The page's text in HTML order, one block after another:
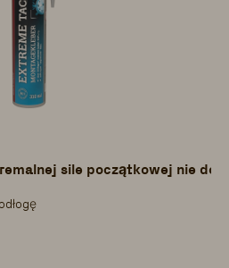
sile początkowej nie